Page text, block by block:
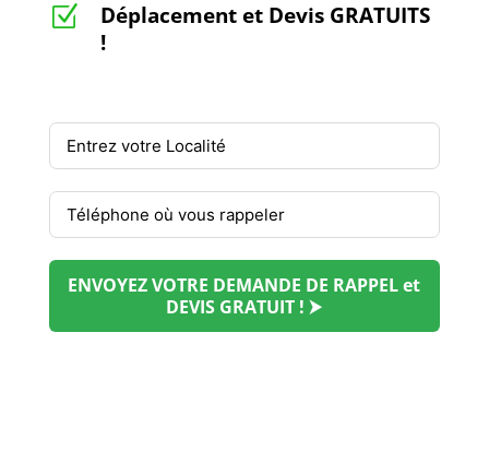
Z
Déplacement et Devis GRATUITS
!
ENVOYEZ VOTRE DEMANDE DE RAPPEL et
DEVIS GRATUIT ! ⮞